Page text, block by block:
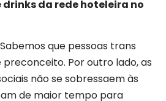
da rede hoteleira no
que pessoas trans
Por outro lado, as
não se sobressaem às
de maior tempo para